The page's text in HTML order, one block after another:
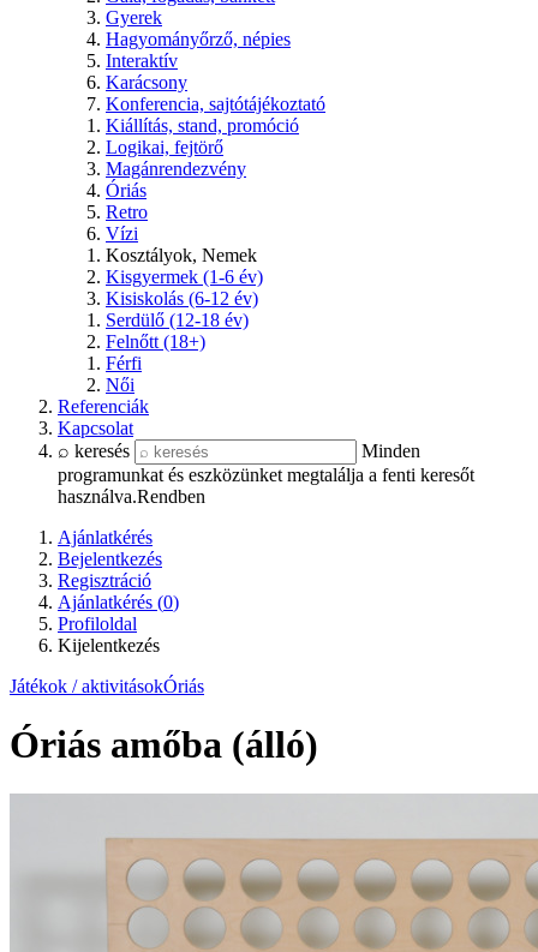
Gyerek
Hagyományőrző, népies
Interaktív
Karácsony
Konferencia, sajtótájékoztató
Kiállítás, stand, promóció
Logikai, fejtörő
Magánrendezvény
Óriás
Retro
Vízi
Kosztályok, Nemek
Kisgyermek (1-6 év)
Kisiskolás (6-12 év)
Serdülő (12-18 év)
Felnőtt (18+)
Férfi
Női
Referenciák
Kapcsolat
⌕ keresés
Minden
programunkat és eszközünket megtalálja a fenti keresőt
használva.Rendben
Ajánlatkérés
Bejelentkezés
Regisztráció
Ajánlatkérés (0)
Profiloldal
Kijelentkezés
Játékok / aktivitásokÓriás
Óriás amőba (álló)